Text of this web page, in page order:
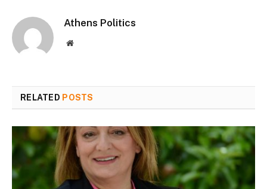
Athens Politics
Website
RELATED POSTS